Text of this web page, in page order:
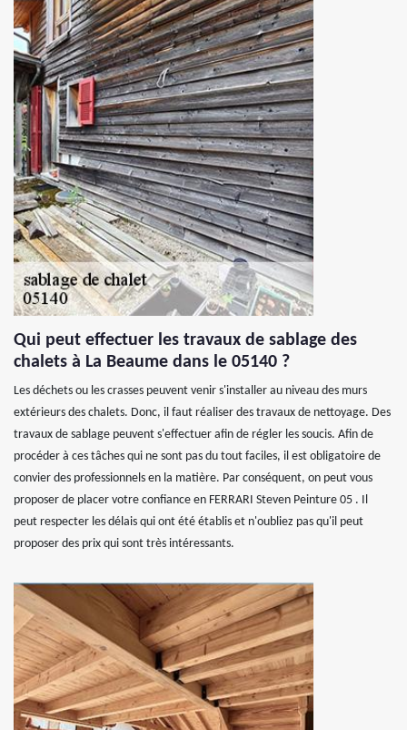
Qui peut effectuer les travaux de sablage des
chalets à La Beaume dans le 05140 ?
Les déchets ou les crasses peuvent venir s'installer au niveau des murs
extérieurs des chalets. Donc, il faut réaliser des travaux de nettoyage. Des
travaux de sablage peuvent s'effectuer afin de régler les soucis. Afin de
procéder à ces tâches qui ne sont pas du tout faciles, il est obligatoire de
convier des professionnels en la matière. Par conséquent, on peut vous
proposer de placer votre confiance en FERRARI Steven Peinture 05 . Il
peut respecter les délais qui ont été établis et n'oubliez pas qu'il peut
proposer des prix qui sont très intéressants.